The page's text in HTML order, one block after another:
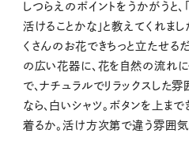
しつらえのポイントをうかがうと
活けることかな」と教えてくれまし
くさんのお花できちっと立たせる
の広い花器に、花を自然の流れに
で、ナチュラルでリラックスした雰
なら、白いシャツ。ボタンを上ま
着るか。活け方次第で違う雰囲気